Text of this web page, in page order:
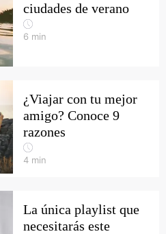
ciudades de verano
6 min
¿Viajar con tu mejor
amigo? Conoce 9
razones
4 min
La única playlist que
necesitarás este